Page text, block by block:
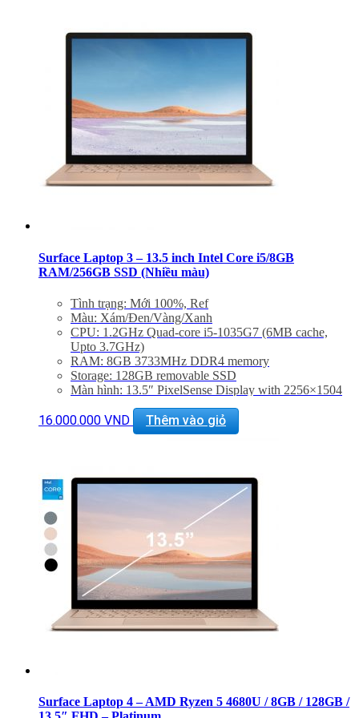
Surface Laptop 3 – 13.5 inch Intel Core i5/8GB
RAM/256GB SSD (Nhiều màu)
Tình trạng: Mới 100%, Ref
Màu: Xám/Đen/Vàng/Xanh
CPU: 1.2GHz Quad-core i5-1035G7 (6MB cache,
Upto 3.7GHz)
RAM: 8GB 3733MHz DDR4 memory
Storage: 128GB removable SSD
Màn hình: 13.5″ PixelSense Display with 2256×1504
VGA: Intel Iris Plus Graphics
Interface: USB-C, USB-A, SurfaceConnect, 3.5 Audio
5.0
Trọng Lượng: 1.265Kg
16.000.000 VND Thêm vào giỏ
Surface Laptop 4 – AMD Ryzen 5 4680U / 8GB / 128GB /